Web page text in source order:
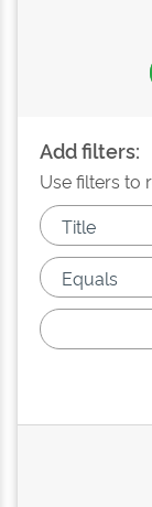
Add filters:
Use filters to